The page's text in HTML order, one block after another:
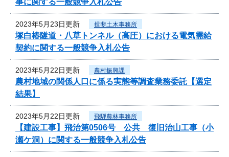
2023年5月23日更新 揖斐土木事務所
塚白椿隧道・八草トンネル（高圧）における電気需給
契約に関する一般競争入札公告
2023年5月22日更新 農村振興課
農村地域の関係人口に係る実態等調査業務委託【選定
結果】
2023年5月22日更新 飛騨農林事務所
【建設工事】飛治第0506号 公共 復旧治山工事（小
瀬ケ洞）に関する一般競争入札公告